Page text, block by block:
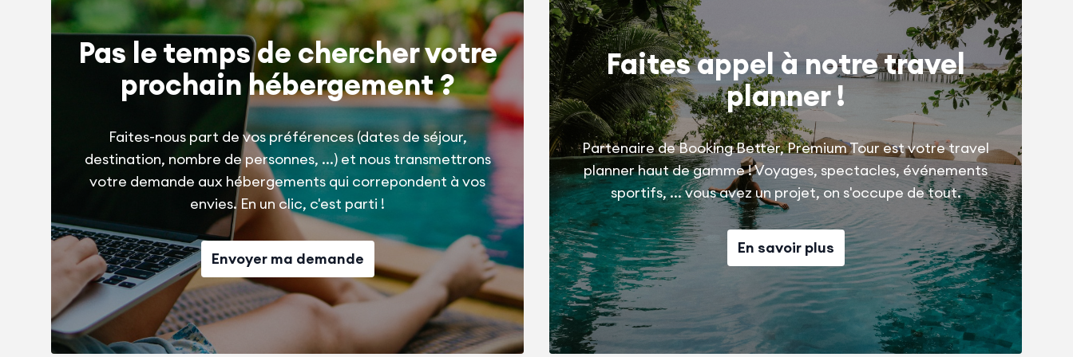
Pas le temps de chercher votre
prochain hébergement ?
Faites-nous part de vos préférences (dates de séjour,
destination, nombre de personnes, ...) et nous transmettrons
votre demande aux hébergements qui correpondent à vos
envies. En un clic, c'est parti !
Envoyer ma demande
Faites appel à notre travel
planner !
Partenaire de Booking Better, Premium Tour est votre travel
planner haut de gamme ! Voyages, spectacles, événements
sportifs, ... vous avez un projet, on s'occupe de tout.
En savoir plus